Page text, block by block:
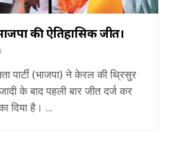
की ऐतिहासिक जीत।
पार्टी (भाजपा) ने केरल की थ्रिसुर
के बाद पहली बार जीत दर्ज कर
दिया है। ...